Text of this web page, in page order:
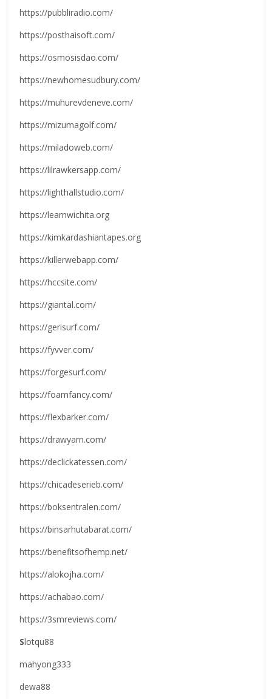
https://pubbliradio.com/
https://posthaisoft.com/
https://osmosisdao.com/
https://newhomesudbury.com/
https://muhurevdeneve.com/
https://mizumagolf.com/
https://miladoweb.com/
https://lilrawkersapp.com/
https://lighthallstudio.com/
https://learnwichita.org
https://kimkardashiantapes.org
https://killerwebapp.com/
https://hccsite.com/
https://giantal.com/
https://gerisurf.com/
https://fyvver.com/
https://forgesurf.com/
https://foamfancy.com/
https://flexbarker.com/
https://drawyarn.com/
https://declickatessen.com/
https://chicadeserieb.com/
https://boksentralen.com/
https://binsarhutabarat.com/
https://benefitsofhemp.net/
https://alokojha.com/
https://achabao.com/
https://3smreviews.com/
Slotqu88
mahyong333
dewa88